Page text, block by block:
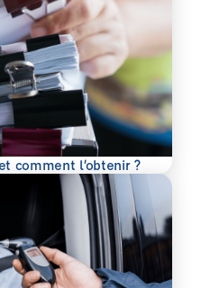
comment l’obtenir ?